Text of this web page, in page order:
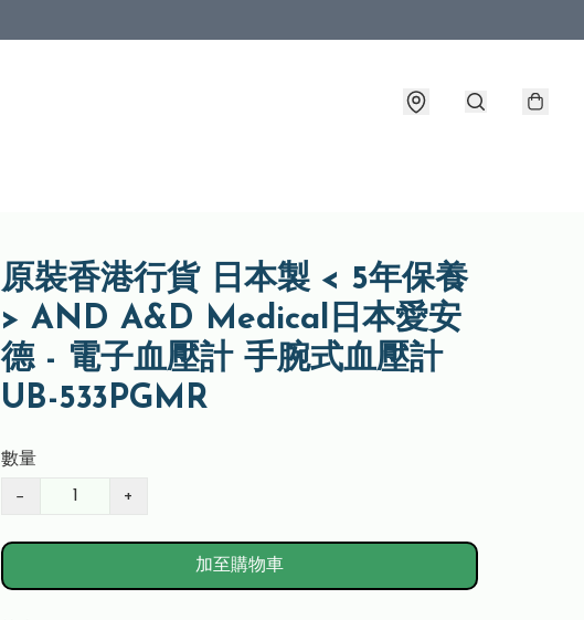
原裝香港行貨 日本製 < 5年保養
> AND A&D Medical日本愛安
德 - 電子血壓計 手腕式血壓計
UB-533PGMR
數量
− +
加至購物車